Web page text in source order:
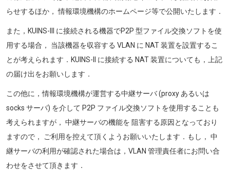
らせするほか， 情報環境機構のホームページ等で公開いたします．
また，KUINS-III に接続される機器でP2P 型ファイル交換ソフトを使
用する場合， 当該機器を収容する VLAN に NAT 装置を設置するこ
とが考えられます．KUINS-II に接続する NAT 装置についても，上記
の届け出をお願いします．
この他に，情報環境機構が運営する中継サーバ (proxy あるいは
socks サーバ) を介して P2P ファイル交換ソフトを使用することも
考えられますが， 中継サーバの機能を 阻害する原因となっており
ますので， ご利用を控えて頂くようお願いいたします．もし， 中
継サーバの利用が確認された場合は，VLAN 管理責任者にお問い合
わせをさせて頂きます．